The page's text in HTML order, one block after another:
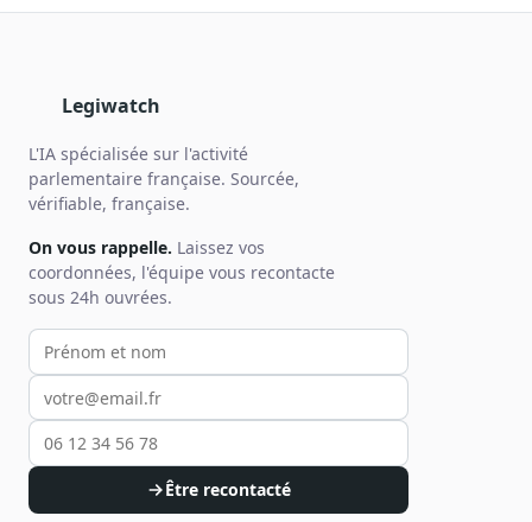
Legiwatch
L'IA spécialisée sur l'activité
parlementaire française. Sourcée,
vérifiable, française.
On vous rappelle. Laissez vos
coordonnées, l'équipe vous recontacte
sous 24h ouvrées.
Votre prénom et nom
Votre email
Votre téléphone
Être recontacté